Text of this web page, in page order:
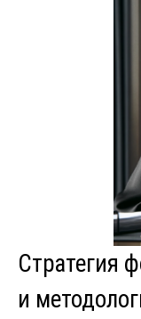
Стратегия
и